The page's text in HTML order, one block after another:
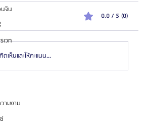
จิน
เวท
ามงาม
ลยกรรมอีพิค (Epic Plastic Surgery)
0.0 / 5 (0)
เห็นและให้คะแนน...